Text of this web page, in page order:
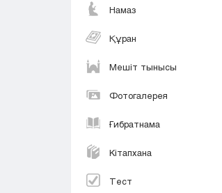
Намаз
Құран
Мешіт тынысы
Фотогалерея
Ғибратнама
Кітапхана
Тест